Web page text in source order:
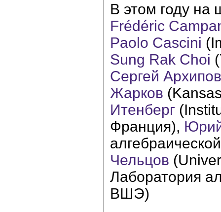
В этом году на
Frédéric
Paolo Cascini
Sung Rak Choi
Сергей
Жарков
Итенберг
Франция),
Чельцов
Лаборатория
ВШЭ)